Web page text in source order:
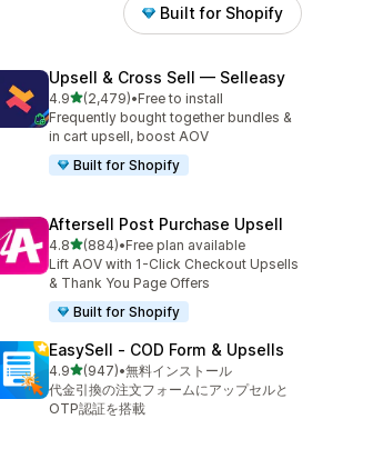
Built for Shopify
Upsell & Cross Sell — Selleasy
4.95つ星中
(2,479)
合計レビュー数：2479件
•Free to install
Frequently bought together bundles &
in cart upsell, boost AOV
Built for Shopify
Aftersell Post Purchase Upsell
4.85つ星中
(884)
合計レビュー数：884件
•Free plan available
Lift AOV with 1-Click Checkout Upsells
& Thank You Page Offers
Built for Shopify
EasySell ‑ COD Form & Upsells
4.95つ星中
(947)
合計レビュー数：947件
•無料インストール
代金引換の注文フォームにアップセルと
OTP認証を搭載